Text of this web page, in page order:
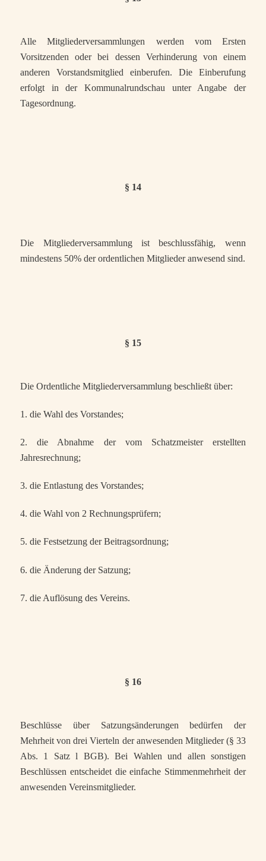
Alle Mitgliederversammlungen werden vom Ersten
Vorsitzenden oder bei dessen Verhinderung von einem
anderen Vorstandsmitglied einberufen. Die Einberufung
erfolgt in der Kommunalrundschau unter Angabe der
Tagesordnung.
§ 14
Die Mitgliederversammlung ist beschlussfähig, wenn
mindestens 50% der ordentlichen Mitglieder anwesend sind.
§ 15
Die Ordentliche Mitgliederversammlung beschließt über:
1. die Wahl des Vorstandes;
2. die Abnahme der vom Schatzmeister erstellten
Jahresrechnung;
3. die Entlastung des Vorstandes;
4. die Wahl von 2 Rechnungsprüfern;
5. die Festsetzung der Beitragsordnung;
6. die Änderung der Satzung;
7. die Auflösung des Vereins.
§ 16
Beschlüsse über Satzungsänderungen bedürfen der
Mehrheit von drei Vierteln der anwesenden Mitglieder (§ 33
Abs. 1 Satz l BGB). Bei Wahlen und allen sonstigen
Beschlüssen entscheidet die einfache Stimmenmehrheit der
anwesenden Vereinsmitglieder.